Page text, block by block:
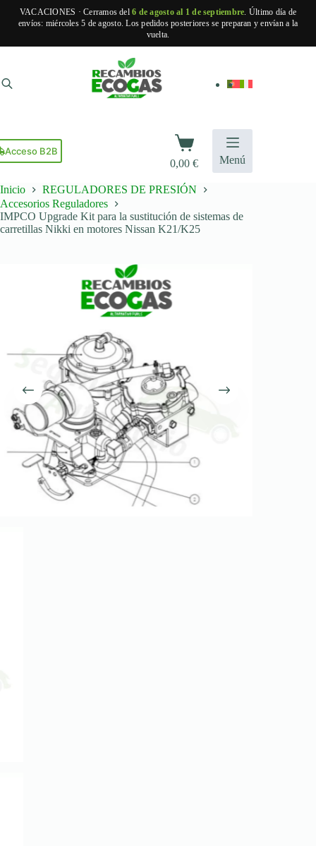
VACACIONES · Cerramos del6 de agosto al 1 de septiembre. Último día de
envíos: miércoles 5 de agosto. Los pedidos posteriores se preparan y envían a la
vuelta.
contenido
Acceso B2B
Carro
de
compra
0,00€ Menú
Inicio
REGULADORES DE PRESIÓN
Accesorios Reguladores
IMPCO Upgrade Kit para la sustitución de sistemas de
carretillas Nikki en motores Nissan K21/K25